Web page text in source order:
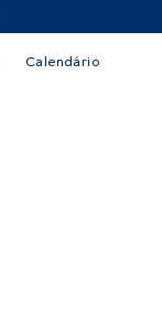
Calendário